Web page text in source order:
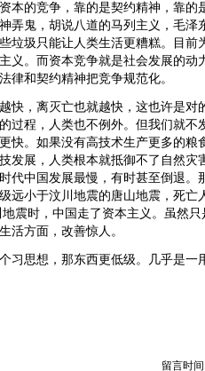
本的竞争，靠的是契约精神，靠的
弄鬼，胡说八道的马列主义，毛泽
垃圾只能让人类生活更糟糕。目前
义。而资本竞争就是社会发展的动
律和契约精神把竞争规范化。
快，离灭亡也就越快，这也许是对
过程，人类也不例外。但我们就不
快。如果没有高技术生产更多的粮
发展，人类根本就抵御不了自然灾
代中国发展最慢，有时甚至倒退。
远小于汶川地震的唐山地震，死亡
震时，中国走了资本主义。虽然
活方面，改善惊人。
习思想，那东西更低级。几乎是一
留言时间